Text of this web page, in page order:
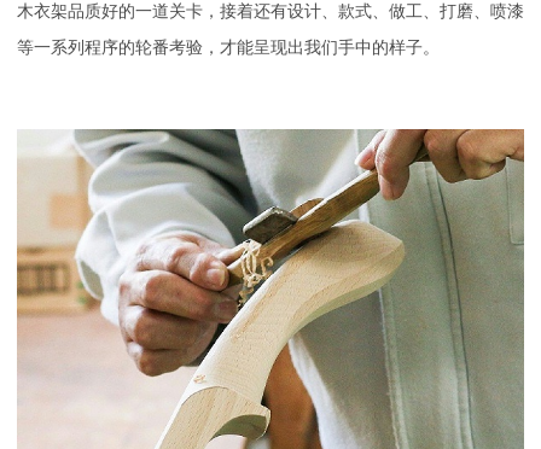
木衣架品质好的一道关卡，接着还有设计、款式、做工、打磨、喷漆
等一系列程序的轮番考验，才能呈现出我们手中的样子。